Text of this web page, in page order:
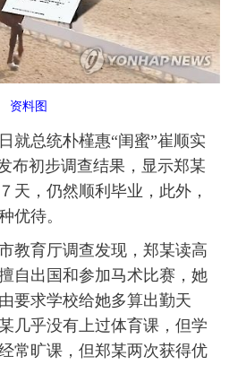
新华广播
新华电视英文 返回PC
资料图
总统朴槿惠“闺蜜”崔顺实
布初步调查结果，显示郑某
天，仍然顺利毕业，此外，
优待。
育厅调查发现，郑某读高
自出国和参加马术比赛，她
要求学校给她多算出勤天
几乎没有上过体育课，但学
常旷课，但郑某两次获得优